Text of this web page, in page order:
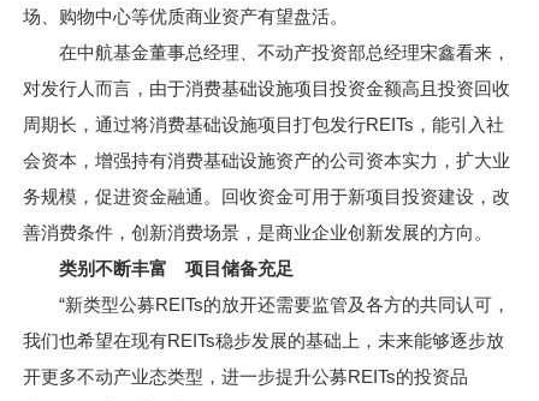
场、购物中心等优质商业资产有望盘活。
在中航基金董事总经理、不动产投资部总经理宋鑫看来，
对发行人而言，由于消费基础设施项目投资金额高且投资回收
周期长，通过将消费基础设施项目打包发行REITs，能引入社
会资本，增强持有消费基础设施资产的公司资本实力，扩大业
务规模，促进资金融通。回收资金可用于新项目投资建设，改
善消费条件，创新消费场景，是商业企业创新发展的方向。
类别不断丰富 项目储备充足
“新类型公募REITs的放开还需要监管及各方的共同认可，
我们也希望在现有REITs稳步发展的基础上，未来能够逐步放
开更多不动产业态类型，进一步提升公募REITs的投资品